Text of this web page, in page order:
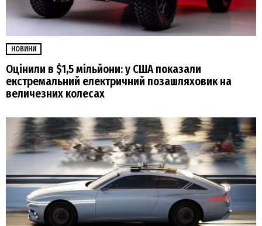
НОВИНИ
Оцінили в $1,5 мільйони: у США показали
екстремальний електричний позашляховик на
величезних колесах